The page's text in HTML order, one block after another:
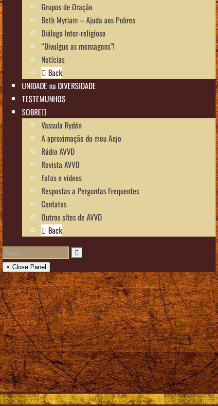
Grupos de Oração
Beth Myriam – Ajuda aos Pobres
Diálogo Inter-religioso
“Divulgue as mensagens”!
Notícias
Back
UNIDADE na DIVERSIDADE
TESTEMUNHOS
SOBRE
Vassula Rydén
A aproximação do meu Anjo
Rádio AVVD
Revista AVVD
Fotos e vídeos
Respostas a Perguntas Frequentes
Contatos
Outros sítes de AVVD
Back
× Close Panel